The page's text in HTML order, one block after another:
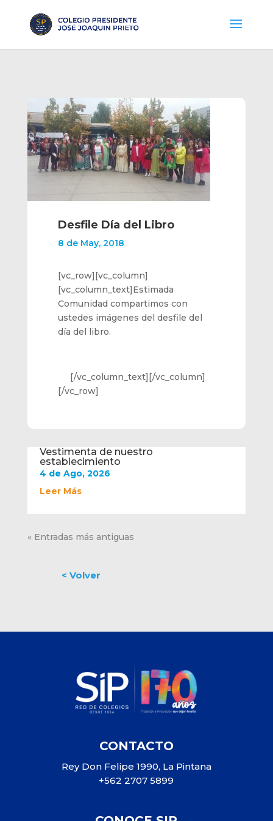
Vestimenta de nuestro
establecimiento
4 de Ago, 2026
Leer Más
« Entradas más antiguas
Desfile Día del Libro
8 de May, 2018
[vc_row][vc_column]
[vc_column_text]Estimada
Comunidad compartimos con
ustedes imágenes del desfile del
día del libro.
[/vc_column_text][/vc_column]
[/vc_row]
CONTACTO
Rey Don Felipe 1990, La Pintana
+562 2707 5899